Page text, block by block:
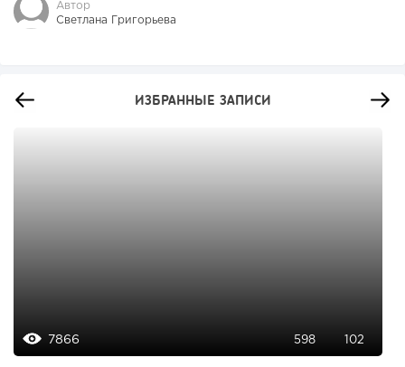
Автор
Светлана Григорьева
ИЗБРАННЫЕ ЗАПИСИ
7866 598 102